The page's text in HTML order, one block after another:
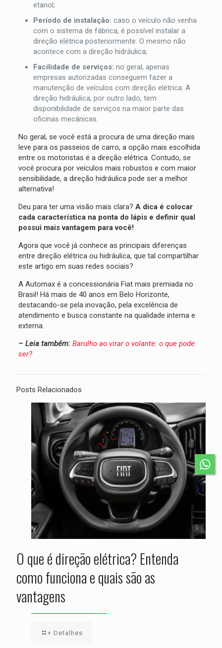
etanol;
Período de instalação: caso o veículo não venha
com o sistema de fábrica, é possível instalar a
direção elétrica posteriormente. O mesmo não
acontece com a direção hidráulica;
Facilidade de serviços: no geral, apenas
empresas autorizadas conseguem fazer a
manutenção de veículos com direção elétrica. A
direção hidráulica, por outro lado, tem
disponibilidade de serviços na maior parte das
oficinas mecânicas.
No geral, se você está a procura de uma direção mais
leve para os passeios de carro, a opção mais escolhida
entre os motoristas é a direção elétrica. Contudo, se
você procura por veículos mais robustos e com maior
sensibilidade, a direção hidráulica pode ser a melhor
alternativa!
Deu para ter uma visão mais clara? A dica é colocar
cada característica na ponta do lápis e definir qual
possui mais vantagem para você!
Agora que você já conhece as principais diferenças
entre direção elétrica ou hidráulica, que tal compartilhar
este artigo em suas redes sociais?
A Automax é a concessionária Fiat mais premiada no
Brasil! Há mais de 40 anos em Belo Horizonte,
destacando-se pela inovação, pela excelência de
atendimento e busca constante na qualidade interna e
externa.
– Leia também: Barulho ao virar o volante: o que pode
ser?
Posts Relacionados
O que é direção elétrica? Entenda
como funciona e quais são as
vantagens
+ Detalhes